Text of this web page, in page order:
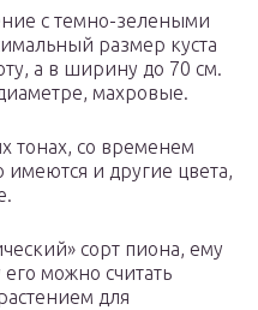
с темно-зелеными
размер куста
а в ширину до 70 см.
махровые.
тонах, со временем
имеются и другие цвета,
сорт пиона, ему
можно считать
для